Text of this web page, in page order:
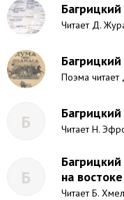
Читает Д.
Поэма
Б Читает Н.
Б
на востоке
Читает Б.